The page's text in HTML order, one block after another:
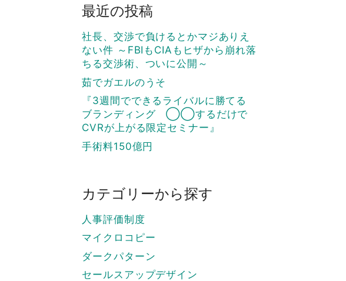
最近の投稿
社長、交渉で負けるとかマジありえ
ない件 ～FBIもCIAもヒザから崩れ落
ちる交渉術、ついに公開～
茹でガエルのうそ
『3週間でできるライバルに勝てる
ブランディング ◯◯するだけで
CVRが上がる限定セミナー』
手術料150億円
カテゴリーから探す
人事評価制度
マイクロコピー
ダークパターン
セールスアップデザイン